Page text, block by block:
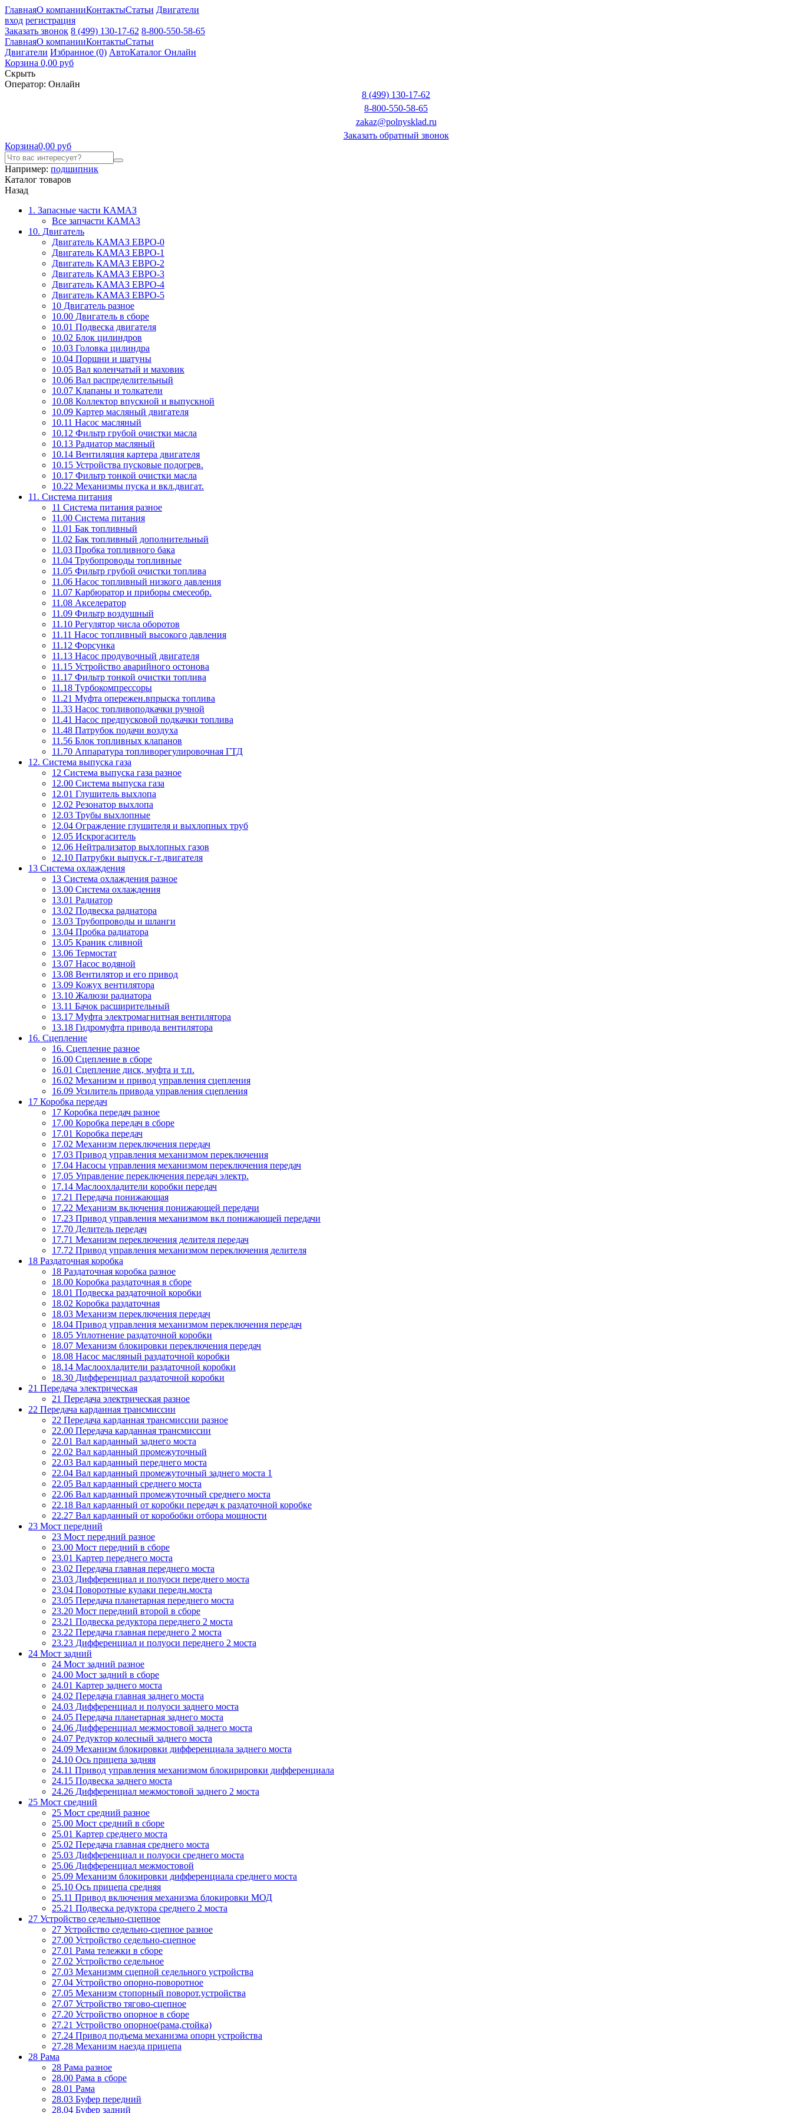
ГлавнаяО компанииКонтактыСтатьи Двигатели
вход регистрация
Заказать звонок 8 (499) 130-17-62 8-800-550-58-65
ГлавнаяО компанииКонтактыСтатьи
Двигатели Избранное (0) АвтоКаталог Онлайн
Корзина 0,00 руб
Скрыть
Оператор: Онлайн
8 (499) 130-17-62
8-800-550-58-65
zakaz@polnysklad.ru
Заказать обратный звонок
Корзина0,00 руб
Например: подшипник
Каталог товаров
Назад
1. Запасные части КАМАЗ
Все запчасти КАМАЗ
10. Двигатель
Двигатель КАМАЗ ЕВРО-0
Двигатель КАМАЗ ЕВРО-1
Двигатель КАМАЗ ЕВРО-2
Двигатель КАМАЗ ЕВРО-3
Двигатель КАМАЗ ЕВРО-4
Двигатель КАМАЗ ЕВРО-5
10 Двигатель разное
10.00 Двигатель в сборе
10.01 Подвеска двигателя
10.02 Блок цилиндров
10.03 Головка цилиндра
10.04 Поршни и шатуны
10.05 Вал коленчатый и маховик
10.06 Вал распределительный
10.07 Клапаны и толкатели
10.08 Коллектор впускной и выпускной
10.09 Картер масляный двигателя
10.11 Насос масляный
10.12 Фильтр грубой очистки масла
10.13 Радиатор масляный
10.14 Вентиляция картера двигателя
10.15 Устройства пусковые подогрев.
10.17 Фильтр тонкой очистки масла
10.22 Механизмы пуска и вкл.двигат.
11. Система питания
11 Система питания разное
11.00 Система питания
11.01 Бак топливный
11.02 Бак топливный дополнительный
11.03 Пробка топливного бака
11.04 Трубопроводы топливные
11.05 Фильтр грубой очистки топлива
11.06 Насос топливный низкого давления
11.07 Карбюратор и приборы смесеобр.
11.08 Акселератор
11.09 Фильтр воздушный
11.10 Регулятор числа оборотов
11.11 Насос топливный высокого давления
11.12 Форсунка
11.13 Насос продувочный двигателя
11.15 Устройство аварийного остонова
11.17 Фильтр тонкой очистки топлива
11.18 Турбокомпрессоры
11.21 Муфта опережен.впрыска топлива
11.33 Насос топливоподкачки ручной
11.41 Насос предпусковой подкачки топлива
11.48 Патрубок подачи воздуха
11.56 Блок топливных клапанов
11.70 Аппаратура топливорегулировочная ГТД
12. Система выпуска газа
12 Система выпуска газа разное
12.00 Система выпуска газа
12.01 Глушитель выхлопа
12.02 Резонатор выхлопа
12.03 Трубы выхлопные
12.04 Ограждение глушителя и выхлопных труб
12.05 Искрогаситель
12.06 Нейтрализатор выхлопных газов
12.10 Патрубки выпуск.г-т.двигателя
13 Система охлаждения
13 Система охлаждения разное
13.00 Система охлаждения
13.01 Радиатор
13.02 Подвеска радиатора
13.03 Трубопроводы и шланги
13.04 Пробка радиатора
13.05 Краник сливной
13.06 Термостат
13.07 Насос водяной
13.08 Вентилятор и его привод
13.09 Кожух вентилятора
13.10 Жалюзи радиатора
13.11 Бачок расширительный
13.17 Муфта электромагнитная вентилятора
13.18 Гидромуфта привода вентилятора
16. Сцепление
16. Сцепление разное
16.00 Сцепление в сборе
16.01 Сцепление диск, муфта и т.п.
16.02 Механизм и привод управления сцепления
16.09 Усилитель привода управления сцепления
17 Коробка передач
17 Коробка передач разное
17.00 Коробка передач в сборе
17.01 Коробка передач
17.02 Механизм переключения передач
17.03 Привод управления механизмом переключения
17.04 Насосы управления механизмом переключения передач
17.05 Управление переключения передач электр.
17.14 Маслоохладители коробки передач
17.21 Передача понижающая
17.22 Механизм включения понижающей передачи
17.23 Привод управления механизмом вкл понижающей передачи
17.70 Делитель передач
17.71 Механизм переключения делителя передач
17.72 Привод управления механизмом переключения делителя
18 Раздаточная коробка
18 Раздаточная коробка разное
18.00 Коробка раздаточная в сборе
18.01 Подвеска раздаточной коробки
18.02 Коробка раздаточная
18.03 Механизм переключения передач
18.04 Привод управления механизмом переключения передач
18.05 Уплотнение раздаточной коробки
18.07 Механизм блокировки переключения передач
18.08 Насос масляный раздаточной коробки
18.14 Маслоохладители раздаточной коробки
18.30 Дифференциал раздаточной коробки
21 Передача электрическая
21 Передача электрическая разное
22 Передача карданная трансмиссии
22 Передача карданная трансмиссии разное
22.00 Передача карданная трансмиссии
22.01 Вал карданный заднего моста
22.02 Вал карданный промежуточный
22.03 Вал карданный переднего моста
22.04 Вал карданный промежуточный заднего моста 1
22.05 Вал карданный среднего моста
22.06 Вал карданный промежуточный среднего моста
22.18 Вал карданный от коробки передач к раздаточной коробке
22.27 Вал карданный от коробобки отбора мощности
23 Мост передний
23 Мост передний разное
23.00 Мост передний в сборе
23.01 Картер переднего моста
23.02 Передача главная переднего моста
23.03 Дифференциал и полуоси переднего моста
23.04 Поворотные кулаки передн.моста
23.05 Передача планетарная переднего моста
23.20 Мост передний второй в сборе
23.21 Подвеска редуктора переднего 2 моста
23.22 Передача главная переднего 2 моста
23.23 Дифференциал и полуоси переднего 2 моста
24 Мост задний
24 Мост задний разное
24.00 Мост задний в сборе
24.01 Картер заднего моста
24.02 Передача главная заднего моста
24.03 Дифференциал и полуоси заднего моста
24.05 Передача планетарная заднего моста
24.06 Дифференциал межмостовой заднего моста
24.07 Редуктор колесный заднего моста
24.09 Механизм блокировки дифференциала заднего моста
24.10 Ось прицепа задняя
24.11 Привод управления механизмом блокирировки дифференциала
24.15 Подвеска заднего моста
24.26 Дифференциал межмостовой заднего 2 моста
25 Мост средний
25 Мост средний разное
25.00 Мост средний в сборе
25.01 Картер среднего моста
25.02 Передача главная среднего моста
25.03 Дифференциал и полуоси среднего моста
25.06 Дифференциал межмостовой
25.09 Механизм блокировки дифференциала среднего моста
25.10 Ось прицепа средняя
25.11 Привод включения механизма блокировки МОД
25.21 Подвеска редуктора среднего 2 моста
27 Устройство седельно-сцепное
27 Устройство седельно-сцепное разное
27.00 Устройство седельно-сцепное
27.01 Рама тележки в сборе
27.02 Устройство седельное
27.03 Механизмм сцепной седельного устройства
27.04 Устройство опорно-поворотное
27.05 Механизм стопорный поворот.устройства
27.07 Устройство тягово-сцепное
27.20 Устройство опорное в сборе
27.21 Устройство опорное(рама,стойка)
27.24 Привод подъема механизма опорн устройства
27.28 Механизм наезда прицепа
28 Рама
28 Рама разное
28.00 Рама в сборе
28.01 Рама
28.03 Буфер передний
28.04 Буфер задний